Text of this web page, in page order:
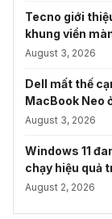
Tecno giới
khung viền
August 3, 2026
Dell mất thế
MacBook Neo
August 3, 2026
Windows 11
chạy hiệu quả
August 2, 2026